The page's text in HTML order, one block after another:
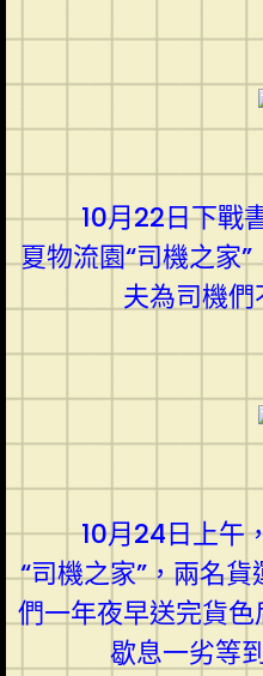
10月22日下戰
夏物流園“司機之家
夫為司機們
10月24日上午
“司機之家”，兩名
們一年夜早送完貨
歇息一劣等